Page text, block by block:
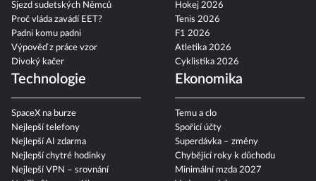
Sjezd sudetských Němců
Proč vláda zavádí EET?
Padni komu padni
Výpověď z práce vzor
Divoký kačer
Hokej 2026
Tenis 2026
F1 2026
Atletika 2026
Cyklistika 2026
Technologie
SpaceX na burze
Nejlepší telefony
Nejlepší AI zdarma
Nejlepší chytré hodinky
Nejlepší VPN – srovnání
Ekonomika
Temu a clo
Spořicí účty
Superdávka – změny
Chybějící roky k důchodu
Minimální mzda 2027